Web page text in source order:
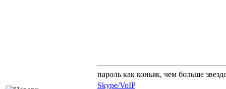
пароль как коньяк, чем больше
Skype/VoIP